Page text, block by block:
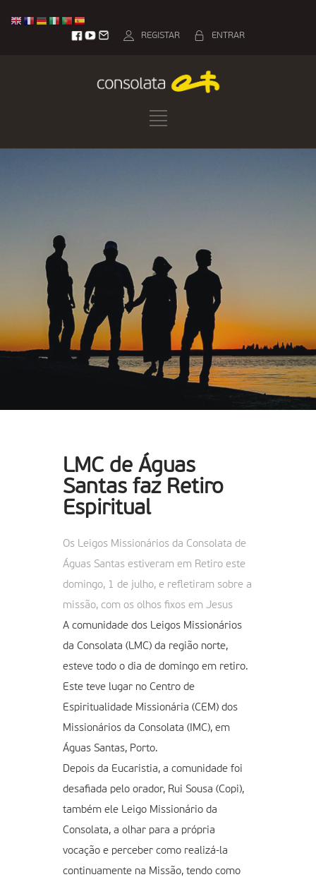
ENTRAR
REGISTAR
LMC de Águas
Santas faz Retiro
Espiritual
Os Leigos Missionários da Consolata de
Águas Santas estiveram em Retiro este
domingo, 1 de julho, e refletiram sobre a
missão, com os olhos fixos em Jesus
A comunidade dos Leigos Missionários
da Consolata (LMC) da região norte,
esteve todo o dia de domingo em retiro.
Este teve lugar no Centro de
Espiritualidade Missionária (CEM) dos
Missionários da Consolata (IMC), em
Águas Santas, Porto.
Depois da Eucaristia, a comunidade foi
desafiada pelo orador, Rui Sousa (Copi),
também ele Leigo Missionário da
Consolata, a olhar para a própria
vocação e perceber como realizá-la
continuamente na Missão, tendo como